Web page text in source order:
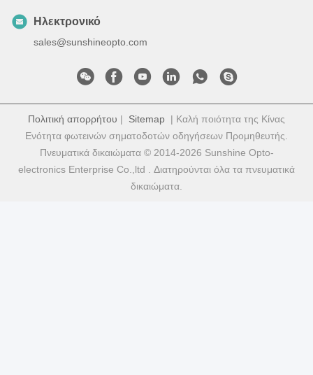
Ηλεκτρονικό
sales@sunshineopto.com
Πολιτική απορρήτου | Sitemap | Καλή ποιότητα της Κίνας
Ενότητα φωτεινών σηματοδοτών οδηγήσεων Προμηθευτής.
Πνευματικά δικαιώματα © 2014-2026 Sunshine Opto-
electronics Enterprise Co.,ltd . Διατηρούνται όλα τα πνευματικά
δικαιώματα.